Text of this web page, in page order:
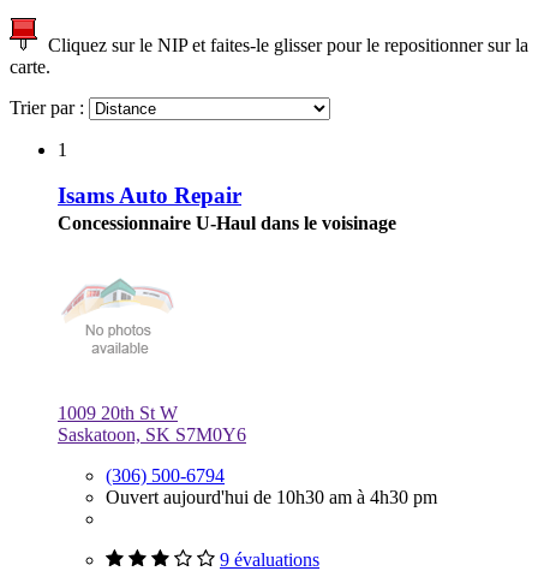
Cliquez sur le NIP et faites-le glisser pour le repositionner sur la
carte.
Trier par :
1
Isams Auto Repair
Concessionnaire U-Haul dans le voisinage
1009 20th St W
Saskatoon, SK S7M0Y6
(306) 500-6794
Ouvert aujourd'hui de 10h30 am à 4h30 pm
9 évaluations